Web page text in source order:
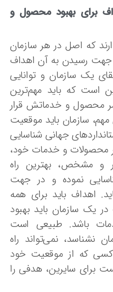
بهبود محصول‌ و
که اصل در هر سازمان
رسیدن‌ به‌ آن‌ اهداف‌
سازمان‌ و توانایی
که باید مهم‌ترین‌
و خدماتش قرار
سازمان‌ باید موقعیت‌
جهانی‌ شناسایی‌
و خدمات خود،
بهترین‌ راه‌
نموده و در جهت‌
باید برای همه
سازمان باید بهبود
باشد. طبیعی است
نمی‌تواند راه‌
که‌ از موقعیت‌ خود
سایرین، هدفی‌ را